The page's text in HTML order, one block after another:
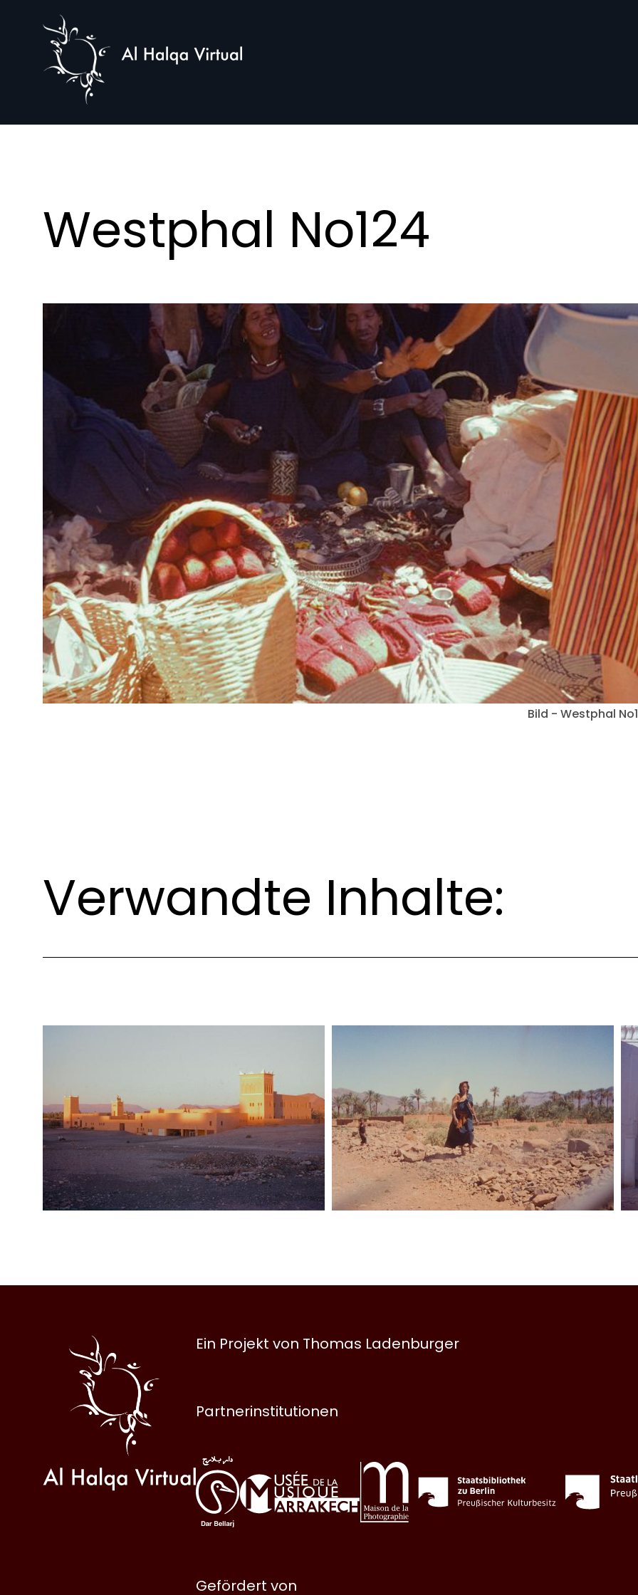
Al
Halqa
Westphal No124
Bild - Westphal
Verwandte Inhalte:
Halqa
Ein Projekt von Thomas Ladenburger
Partnerinstitutionen
Gefördert von